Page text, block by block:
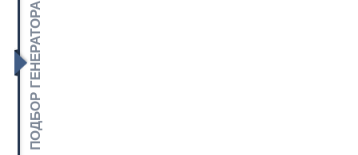
ПОДБОР ГЕНЕРАТОРА